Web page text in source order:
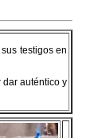
testigos en
dar auténtico y